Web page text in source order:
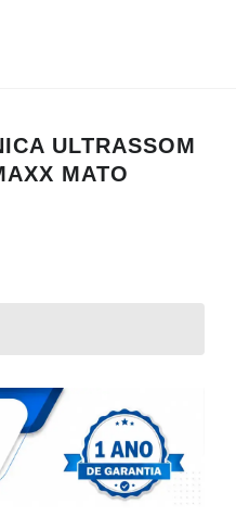
ULTRASSOM
MATO